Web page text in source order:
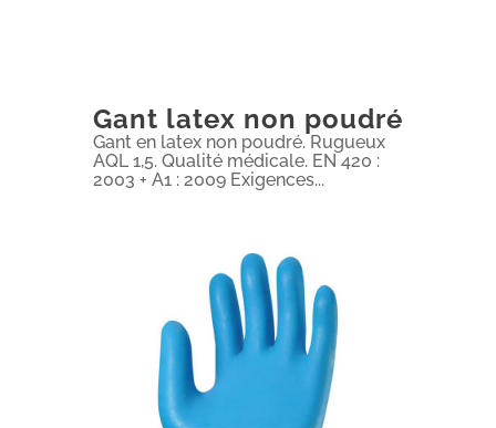
Gant latex non poudré
Gant en latex non poudré. Rugueux
AQL 1,5. Qualité médicale. EN 420 :
2003 + A1 : 2009 Exigences...